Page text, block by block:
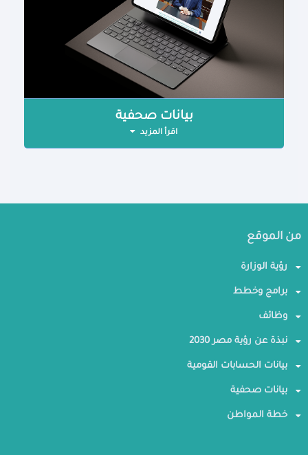
بيانات صحفية
اقرأ المزيد
من الموقع
رؤية الوزارة
برامج وخطط
وظائف
نبذة عن رؤية مصر 2030
بيانات الحسابات القومية
بيانات صحفية
خطة المواطن